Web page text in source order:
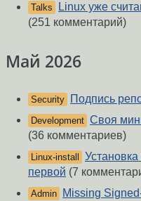
Talks
Linux уже
(251 комментарий)
Май 2026
Security Подпись
Development Своя
(36 комментариев)
Linux-install
первой (7
Admin
Missing